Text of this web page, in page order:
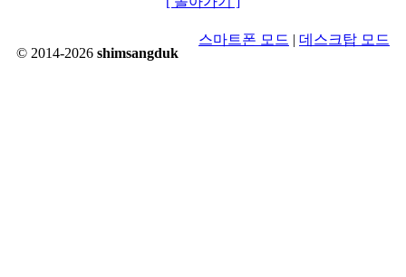
© 2014-2026 shimsangduk
스마트폰 모드 | 데스크탑 모드